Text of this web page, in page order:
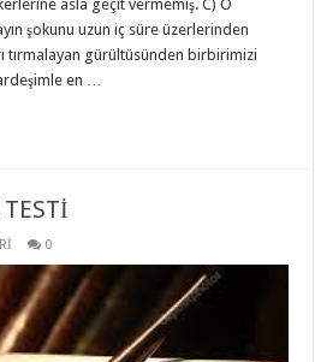
asla geçit vermemiş. C) O
şokunu uzun iç süre üzerlerinden
tırmalayan gürültüsünden birbirimizi
en …
0